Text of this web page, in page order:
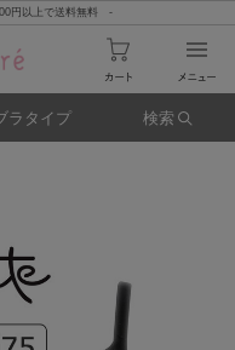
円以上で送料無料 -
ラタイプ 検索